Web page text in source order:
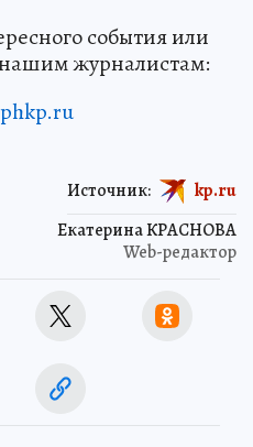
события или
журналистам:
Екатерина КРАСНОВА
Web-редактор
Источник: kp.ru